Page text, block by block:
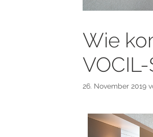
Wie
26. November 2019